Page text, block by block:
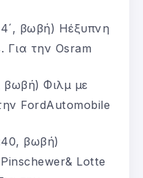
βωβή) Ηέξυπνη
Για την Osram
βωβή) Φιλμ με
FordAutomobile
βωβή)
Lotte